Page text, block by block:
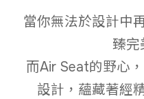
當你無法於設計中
臻完
而Air Seat的野心
設計，蘊藏著經